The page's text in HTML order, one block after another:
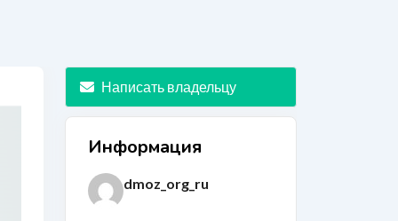
Написать владельцу
Информация
dmoz_org_ru